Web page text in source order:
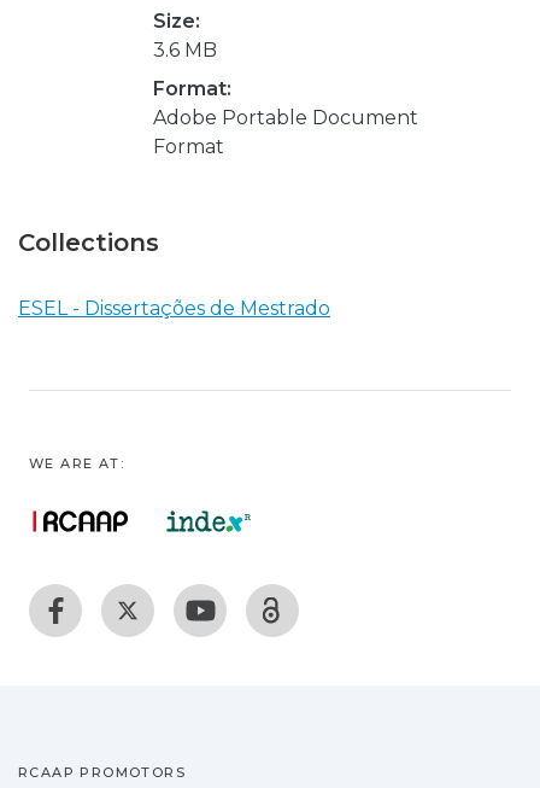
Size:
3.6 MB
Format:
Adobe Portable Document
Format
Collections
ESEL - Dissertações de Mestrado
WE ARE AT:
RCAAP PROMOTORS